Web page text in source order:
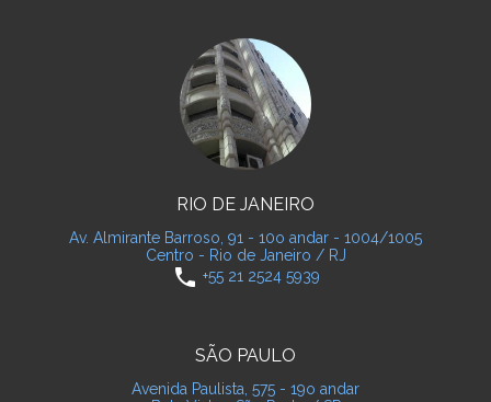
RIO DE JANEIRO
Av. Almirante Barroso, 91 - 10o andar - 1004/1005
Centro - Rio de Janeiro / RJ
phone +55 21 2524 5939
SÃO PAULO
Avenida Paulista, 575 - 19o andar